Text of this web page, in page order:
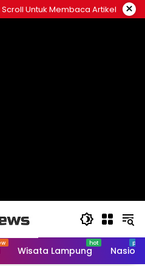
Scroll Untuk Membaca Artikel ×
Wisata Lampung